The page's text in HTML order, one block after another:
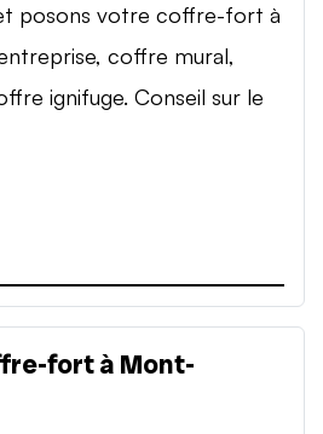
posons votre coffre-fort à
coffre mural,
ignifuge. Conseil sur le
fort à Mont-